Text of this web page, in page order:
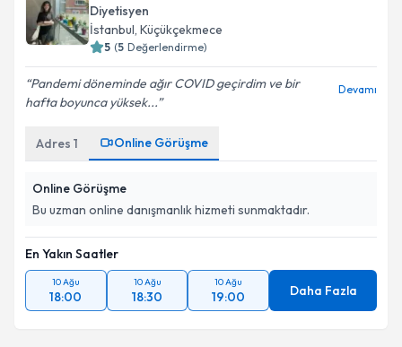
Diyetisyen
İstanbul, Küçükçekmece
5 (5 Değerlendirme)
Pandemi döneminde ağır COVID geçirdim ve bir
hafta boyunca yüksek...
Devamı
Adres 1 Online Görüşme
Online Görüşme
Bu uzman online danışmanlık hizmeti sunmaktadır.
En Yakın Saatler
10 Ağu
18:00
10 Ağu
18:30
10 Ağu
19:00 Daha Fazla